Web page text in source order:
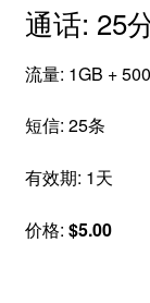
通话: 25
流量: 1GB +
短信: 25条
有效期: 1天
价格: $5.00